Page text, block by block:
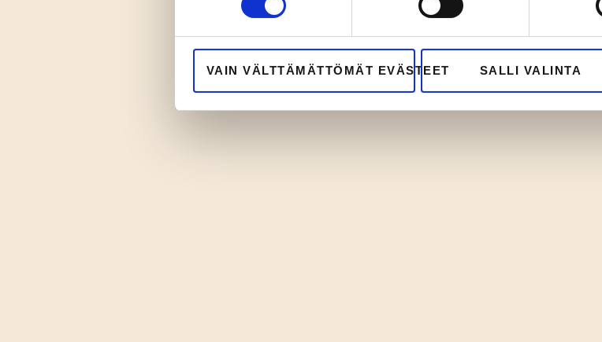
VAIN VÄLTTÄMÄTTÖMÄT EVÄSTEET SALLI VALINTA